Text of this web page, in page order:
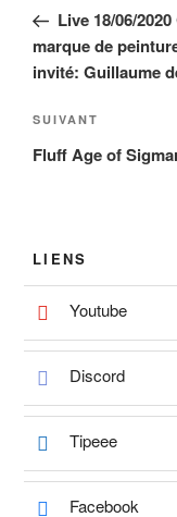
l’article
précédent
Live 18/06/
marque de
invité: Guillaume
Article
suivant
SUIVANT
Fluff Age of
LIENS
Youtube
Discord
Tipeee
Facebook